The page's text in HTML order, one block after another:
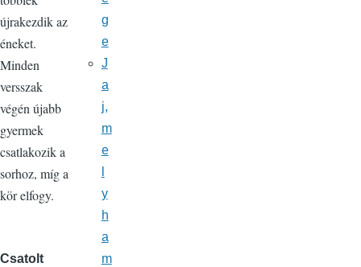
újrakezdik az
éneket.
Minden
versszak
végén újabb
gyermek
csatlakozik a
sorhoz, míg a
kör elfogy.
Csatolt
g
e
J
a
j,
m
e
y
h
a
m